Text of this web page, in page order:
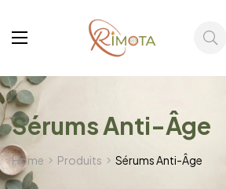
Sérums Anti-Âge
Home Produits Sérums Anti-Âge